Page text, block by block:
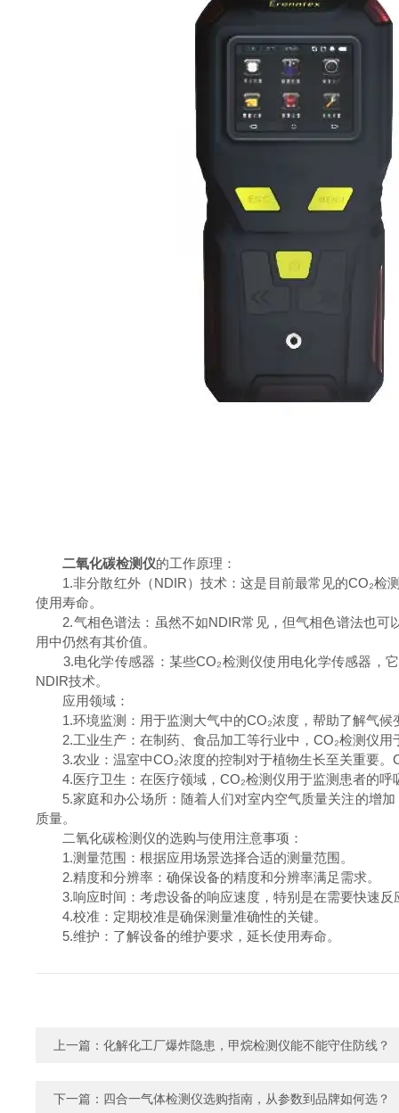
二氧化碳检测仪的工作原理：
1.非分散红外（NDIR）技术：这是目前最常见的CO₂检
使用寿命。
2.气相色谱法：虽然不如NDIR常见，但气相色谱法也可
用中仍然有其价值。
3.电化学传感器：某些CO₂检测仪使用电化学传感器，它
NDIR技术。
应用领域：
1.环境监测：用于监测大气中的CO₂浓度，帮助了解气候
2.工业生产：在制药、食品加工等行业中，CO₂检测仪用
3.农业：温室中CO₂浓度的控制对于植物生长至关重要。
4.医疗卫生：在医疗领域，CO₂检测仪用于监测患者的呼
5.家庭和办公场所：随着人们对室内空气质量关注的增加
质量。
二氧化碳检测仪的选购与使用注意事项：
1.测量范围：根据应用场景选择合适的测量范围。
2.精度和分辨率：确保设备的精度和分辨率满足需求。
3.响应时间：考虑设备的响应速度，特别是在需要快速反
4.校准：定期校准是确保测量准确性的关键。
5.维护：了解设备的维护要求，延长使用寿命。
上一篇： 化解化工厂爆炸隐患，甲烷检测仪能不能守住防线？
下一篇： 四合一气体检测仪选购指南，从参数到品牌如何选？